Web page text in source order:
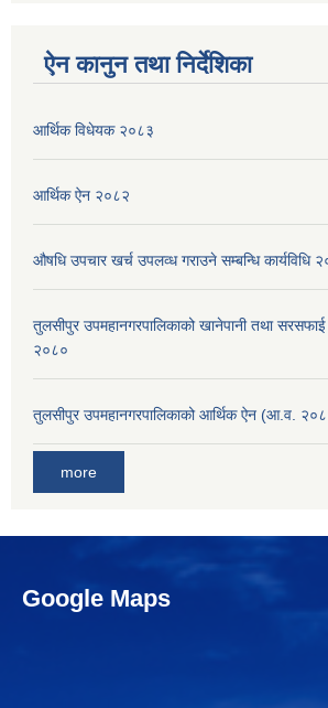
ऐन कानुन तथा निर्देशिका
आर्थिक विधेयक २०८३
आर्थिक ऐन २०८२
औषधि उपचार खर्च उपलव्ध गराउने सम्बन्धि कार्यविधि
तुलसीपुर उपमहानगरपालिकाको खानेपानी तथा सरसफाई
२०८०
तुलसीपुर उपमहानगरपालिकाको आर्थिक ऐन (आ.व.
more
Google Maps